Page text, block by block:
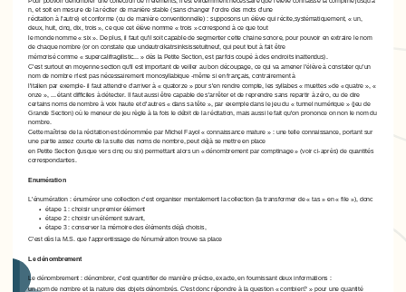
n, et soit en mesure de la réciter de manière stable (sans changer l'ordre des mots d'une
récitation à l'autre) et conforme (ou de manière conventionnelle) : supposons un élève qui récite,systématiquement, « un,
deux, huit, cinq, dix, trois », ce que cet élève nomme « trois » correspond à ce que tout
le monde nomme « six ». De plus, il faut qu'il soit capable de segmenter cette chaine sonore, pour pouvoir en extraire le nom
de chaque nombre (or on constate que undeutroikatrsinksissetuitneuf, qui peut tout à fait être
mémorisé comme « supercalifragilistic... » dès la Petite Section, est parfois coupé à des endroits inattendus).
C'est surtout en moyenne section qu'il est important de veiller au bon découpage, ce qui va amener l'élève à constater qu'un
nom de nombre n'est pas nécessairement monosyllabique -même si en français, contrairement à
l'italien par exemple- il faut attendre d'arriver à « quatorze » pour s'en rendre compte, les syllabes « muettes »de « quatre », «
onze », ... étant difficiles à détecter. Il faut aussi être capable de s'arrêter et de reprendre sans repartir à zéro, ou de dire
certains noms de nombre à voix haute et d'autres « dans sa tête », par exemple dans le jeu du « tunnel numérique » (jeu de
Grande Section) où le meneur de jeu règle à la fois le débit de la récitation, mais aussi le fait qu'on prononce on non le nom du
nombre.
Cette maîtrise de la récitation est dénommée par Michel Fayol « connaissance mature » : une telle connaissance, portant sur
une partie assez courte de la suite des noms de nombre, peut déjà se mettre en place
en Petite Section (jusque vers cinq ou six) permettant alors un « dénombrement par comptinage » (voir ci-après) de quantités
correspondantes.
Enumération
L'énumération : énumérer une collection c'est organiser mentalement la collection (la transformer de « tas » en « file »), donc
étape 1 : choisir un premier élément
étape 2 : choisir un élément suivant,
étape 3 : conserver la mémoire des éléments déjà choisis,
C'est dès la M.S. que l'apprentissage de l'énumération trouve sa place
Le dénombrement
Le dénombrement : dénombrer, c'est quantifier de manière précise, exacte, en fournissant deux informations :
un nom de nombre et la nature des objets dénombrés. C'est donc répondre à la question « combien? » pour une quantité